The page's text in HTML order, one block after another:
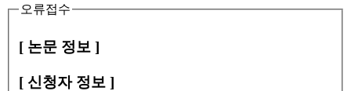
오류접수
[ 논문 정보 ]
[ 신청자 정보 ]